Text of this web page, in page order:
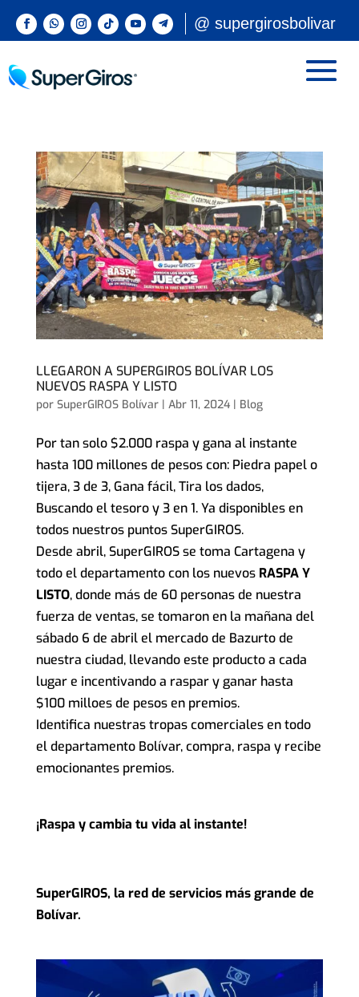
@ supergirosbolivar
LLEGARON A SUPERGIROS BOLÍVAR LOS
NUEVOS RASPA Y LISTO
por SuperGIROS Bolívar| Abr 11, 2024| Blog
Por tan solo $2.000 raspa y gana al instante
hasta 100 millones de pesos con: Piedra papel o
tijera, 3 de 3, Gana fácil, Tira los dados,
Buscando el tesoro y 3 en 1. Ya disponibles en
todos nuestros puntos SuperGIROS.
Desde abril, SuperGIROS se toma Cartagena y
todo el departamento con los nuevosRASPA Y
LISTO, donde más de 60 personas de nuestra
fuerza de ventas, se tomaron en la mañana del
sábado 6 de abril el mercado de Bazurto de
nuestra ciudad, llevando este producto a cada
lugar e incentivando a raspar y ganar hasta
$100 milloes de pesos en premios.
Identifica nuestras tropas comerciales en todo
el departamento Bolívar, compra, raspa y recibe
emocionantes premios.
¡Raspa y cambia tu vida al instante!
SuperGIROS, la red de servicios más grande de
Bolívar.